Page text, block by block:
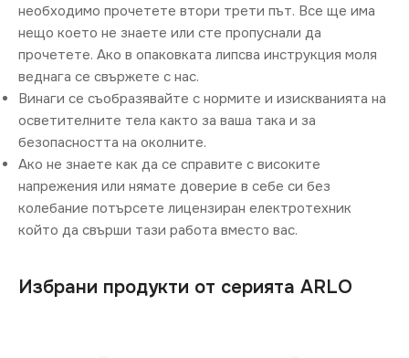
необходимо прочетете втори трети път. Все ще има
нещо което не знаете или сте пропуснали да
прочетете. Ако в опаковката липсва инструкция моля
веднага се свържете с нас.
Винаги се съобразявайте с нормите и изискванията на
осветителните тела както за ваша така и за
безопасността на околните.
Ако не знаете как да се справите с високите
напрежения или нямате доверие в себе си без
колебание потърсете лицензиран електротехник
който да свърши тази работа вместо вас.
Избрани продукти от серията ARLO